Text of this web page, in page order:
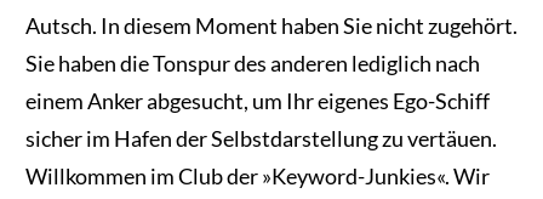
Autsch. In diesem Moment haben Sie nicht zugehört.
Sie haben die Tonspur des anderen lediglich nach
einem Anker abgesucht, um Ihr eigenes Ego-Schiff
sicher im Hafen der Selbstdarstellung zu vertäuen.
Willkommen im Club der »Keyword-Junkies«. Wir